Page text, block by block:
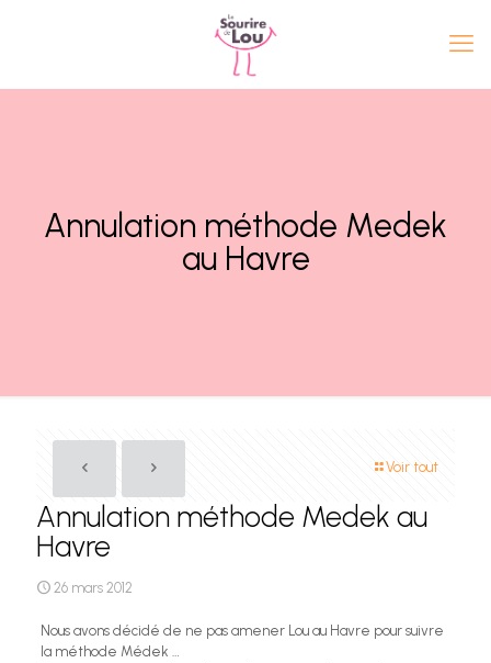
Annulation méthode Medek
au Havre
Voir tout
Annulation méthode Medek au
Havre
26 mars 2012
Nous avons décidé de ne pas amener Lou au Havre pour suivre
la méthode Médek …